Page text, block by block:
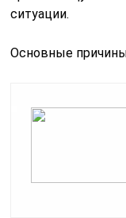
ситуации.
Основные